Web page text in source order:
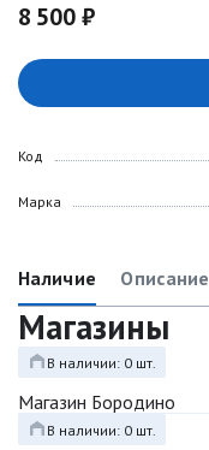
8 500 ₽
Код
Марка
Наличие Описание
Магазины
В наличии: 0 шт.
Магазин Бородино
В наличии: 0 шт.